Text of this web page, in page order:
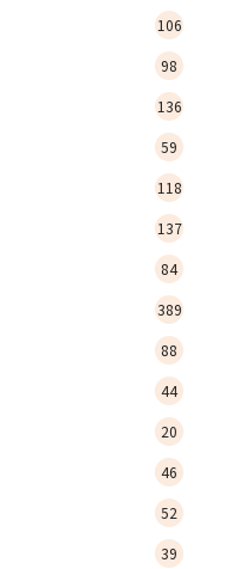
106
98
136
59
118
137
84
389
88
44
20
46
52
39